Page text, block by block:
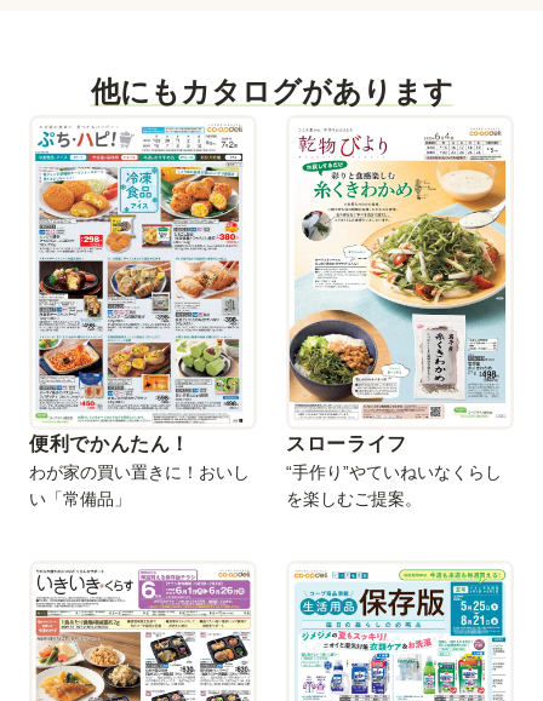
他にもカタログがあります
便利でかんたん！
わが家の買い置きに！おいし
い「常備品」
スローライフ
“手作り”やていねいなくらし
を楽しむご提案。